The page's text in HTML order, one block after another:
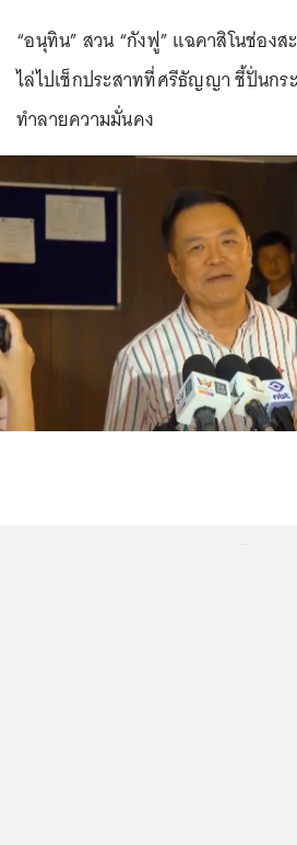
“อนุทิน” สวน “กังฟู” แฉคาสิโนช่องส
ไล่ไปเช็กประสาทที่ศรีธัญญา ชี้ปั่นกร
ทำลายความมั่นคง